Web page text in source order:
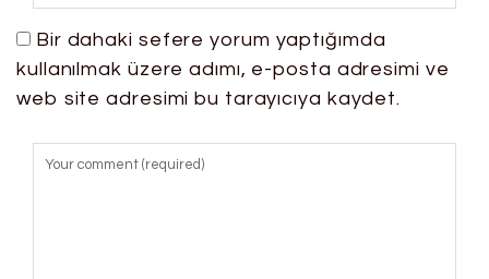
Bir dahaki sefere yorum yaptığımda
kullanılmak üzere adımı, e-posta adresimi ve
web site adresimi bu tarayıcıya kaydet.